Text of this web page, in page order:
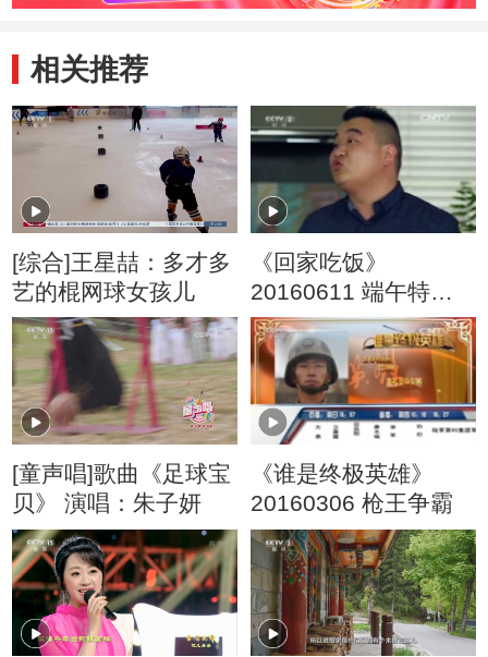
相关推荐
[综合]王星喆：多才多
艺的棍网球女孩儿
《回家吃饭》
20160611 端午特辑
味到深处是乡愁
[童声唱]歌曲《足球宝
贝》 演唱：朱子妍
《谁是终极英雄》
20160306 枪王争霸